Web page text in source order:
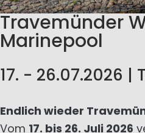
Travemünder
Marinepool
17. - 26.07.2026 |
Endlich wieder
Vom 17. bis 26. Juli 2026